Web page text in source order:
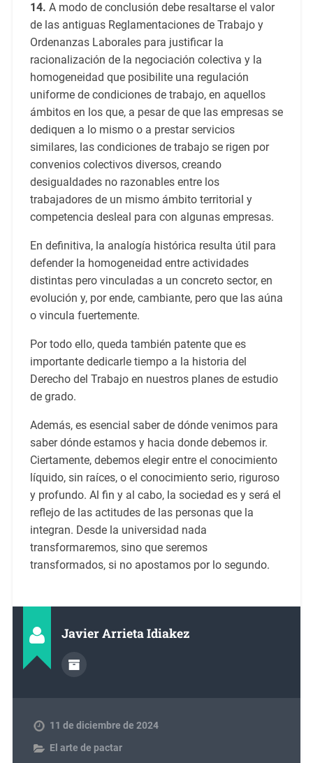
14. A modo de conclusión debe resaltarse el valor
de las antiguas Reglamentaciones de Trabajo y
Ordenanzas Laborales para justificar la
racionalización de la negociación colectiva y la
homogeneidad que posibilite una regulación
uniforme de condiciones de trabajo, en aquellos
ámbitos en los que, a pesar de que las empresas se
dediquen a lo mismo o a prestar servicios
similares, las condiciones de trabajo se rigen por
convenios colectivos diversos, creando
desigualdades no razonables entre los
trabajadores de un mismo ámbito territorial y
competencia desleal para con algunas empresas.
En definitiva, la analogía histórica resulta útil para
defender la homogeneidad entre actividades
distintas pero vinculadas a un concreto sector, en
evolución y, por ende, cambiante, pero que las aúna
o vincula fuertemente.
Por todo ello, queda también patente que es
importante dedicarle tiempo a la historia del
Derecho del Trabajo en nuestros planes de estudio
de grado.
Además, es esencial saber de dónde venimos para
saber dónde estamos y hacia donde debemos ir.
Ciertamente, debemos elegir entre el conocimiento
líquido, sin raíces, o el conocimiento serio, riguroso
y profundo. Al fin y al cabo, la sociedad es y será el
reflejo de las actitudes de las personas que la
integran. Desde la universidad nada
transformaremos, sino que seremos
transformados, si no apostamos por lo segundo.
Javier Arrieta Idiakez
11 de diciembre de 2024
El arte de pactar